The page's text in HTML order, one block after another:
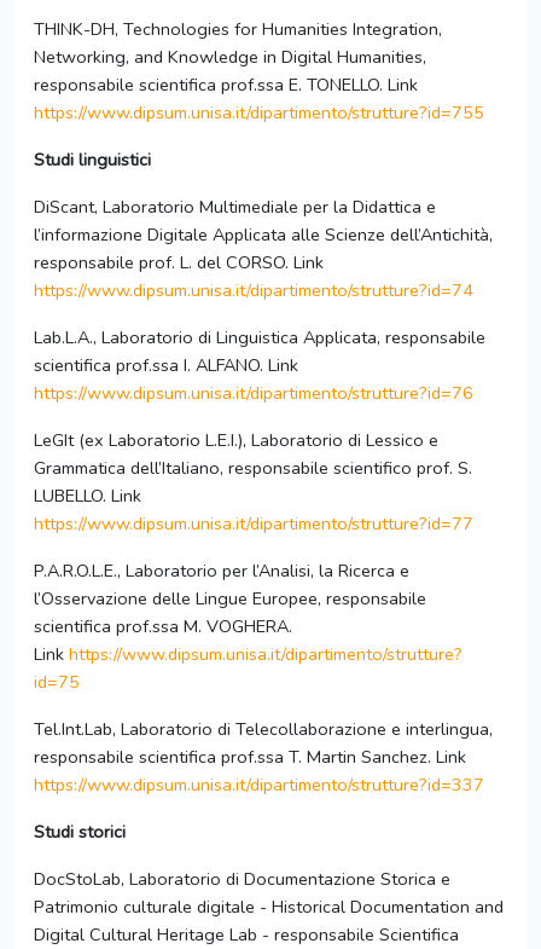
THINK-DH, Technologies for Humanities Integration,
Networking, and Knowledge in Digital Humanities,
responsabile scientifica prof.ssa E. TONELLO. Link
https://www.dipsum.unisa.it/dipartimento/strutture?id=755
Studi linguistici
DiScant, Laboratorio Multimediale per la Didattica e
l’informazione Digitale Applicata alle Scienze dell’Antichità,
responsabile prof. L. del CORSO. Link
https://www.dipsum.unisa.it/dipartimento/strutture?id=74
Lab.L.A., Laboratorio di Linguistica Applicata, responsabile
scientifica prof.ssa I. ALFANO. Link
https://www.dipsum.unisa.it/dipartimento/strutture?id=76
LeGIt (ex Laboratorio L.E.I.), Laboratorio di Lessico e
Grammatica dell’Italiano, responsabile scientifico prof. S.
LUBELLO. Link
https://www.dipsum.unisa.it/dipartimento/strutture?id=77
P.A.R.O.L.E., Laboratorio per l’Analisi, la Ricerca e
l’Osservazione delle Lingue Europee, responsabile
scientifica prof.ssa M. VOGHERA.
Link https://www.dipsum.unisa.it/dipartimento/strutture?
id=75
Tel.Int.Lab, Laboratorio di Telecollaborazione e interlingua,
responsabile scientifica prof.ssa T. Martin Sanchez. Link
https://www.dipsum.unisa.it/dipartimento/strutture?id=337
Studi storici
DocStoLab, Laboratorio di Documentazione Storica e
Patrimonio culturale digitale - Historical Documentation and
Digital Cultural Heritage Lab - responsabile Scientifica